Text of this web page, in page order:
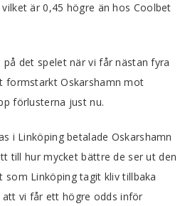
är 0,45 högre än hos Coolbet
på det spelet när vi får nästan fyra
formstarkt Oskarshamn mot
förlusterna just nu.
i Linköping betalade Oskarshamn
till hur mycket bättre de ser ut den
som Linköping tagit kliv tillbaka
vi får ett högre odds inför